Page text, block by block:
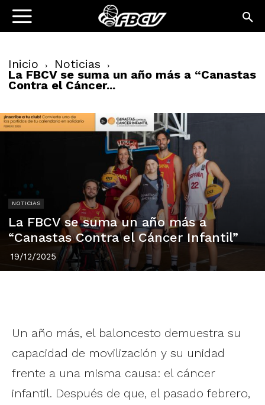
Inicio Noticias
La FBCV se suma un año más a “Canastas
Contra el Cáncer...
NOTICIAS
La FBCV se suma un año más a
“Canastas Contra el Cáncer Infantil”
19/12/2025
Un año más, el baloncesto demuestra su
capacidad de movilización y su unidad
frente a una misma causa: el cáncer
infantil. Después de que, el pasado febrero,